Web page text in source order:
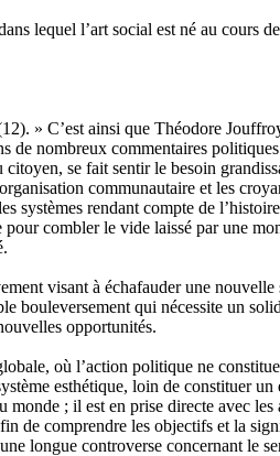
lequel l’art social est né au cours
. » C’est ainsi que Théodore
de nombreux commentaires
se fait sentir le besoin
communautaire et les
systèmes rendant compte de
combler le vide laissé par une
visant à échafauder une
qui nécessite un
opportunités.
où l’action politique ne
esthétique, loin de constituer
monde ; il est en prise directe avec
de comprendre les objectifs et la
longue controverse concernant